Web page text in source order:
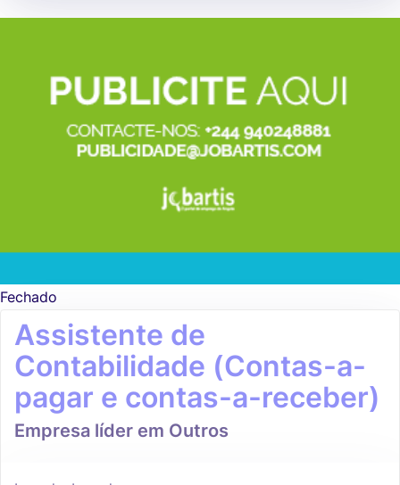
Fechado
Assistente de
Contabilidade (Contas-a-
pagar e contas-a-receber)
Empresa líder em Outros